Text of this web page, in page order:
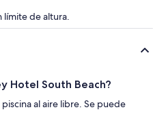
límite de altura.
Hotel South Beach?
al aire libre. Se puede